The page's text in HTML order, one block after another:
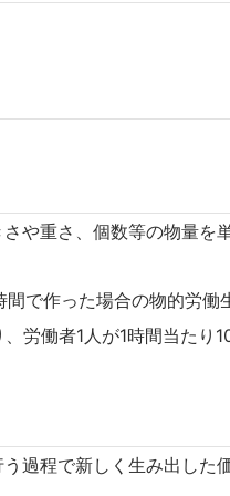
や重さ、個数等の物量を
で作った場合の物的労
働者1人が1時間当たり
過程で新しく生み出し